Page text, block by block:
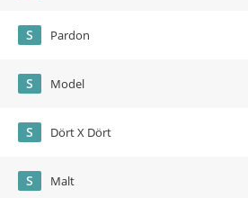
S Pardon
S Model
S Dört X Dört
S Malt